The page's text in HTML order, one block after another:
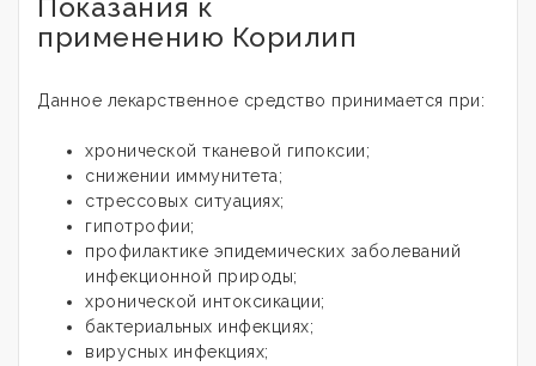
Показания к
применению Корилип
Данное лекарственное средство принимается при:
хронической тканевой гипоксии;
снижении иммунитета;
стрессовых ситуациях;
гипотрофии;
профилактике эпидемических заболеваний
инфекционной природы;
хронической интоксикации;
бактериальных инфекциях;
вирусных инфекциях;